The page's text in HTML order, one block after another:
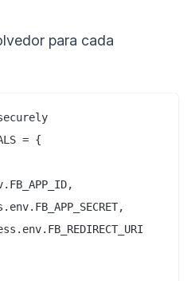
para cada
= {